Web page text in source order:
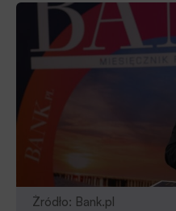
Żródło: Bank.pl